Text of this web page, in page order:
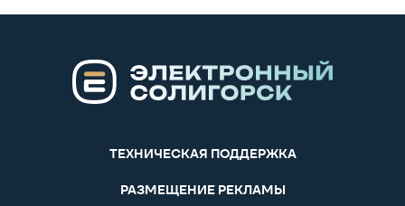
ТЕХНИЧЕСКАЯ ПОДДЕРЖКА
РАЗМЕЩЕНИЕ РЕКЛАМЫ